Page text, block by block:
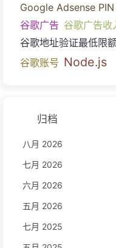
Google Adsense PIN
谷歌广告 谷歌广告收
谷歌地址验证最低限
谷歌账号 Node.js
归档
八月 2026
七月 2026
六月 2026
五月 2026
七月 2025